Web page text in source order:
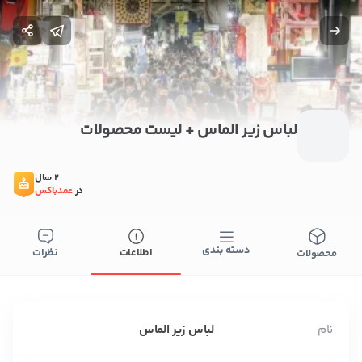
لباس زیر الماس + لیست محصولات
2 سال
درعمدباکس
محصولات دسته بندی اطلاعات نظرات
نام لباس زیر الماس